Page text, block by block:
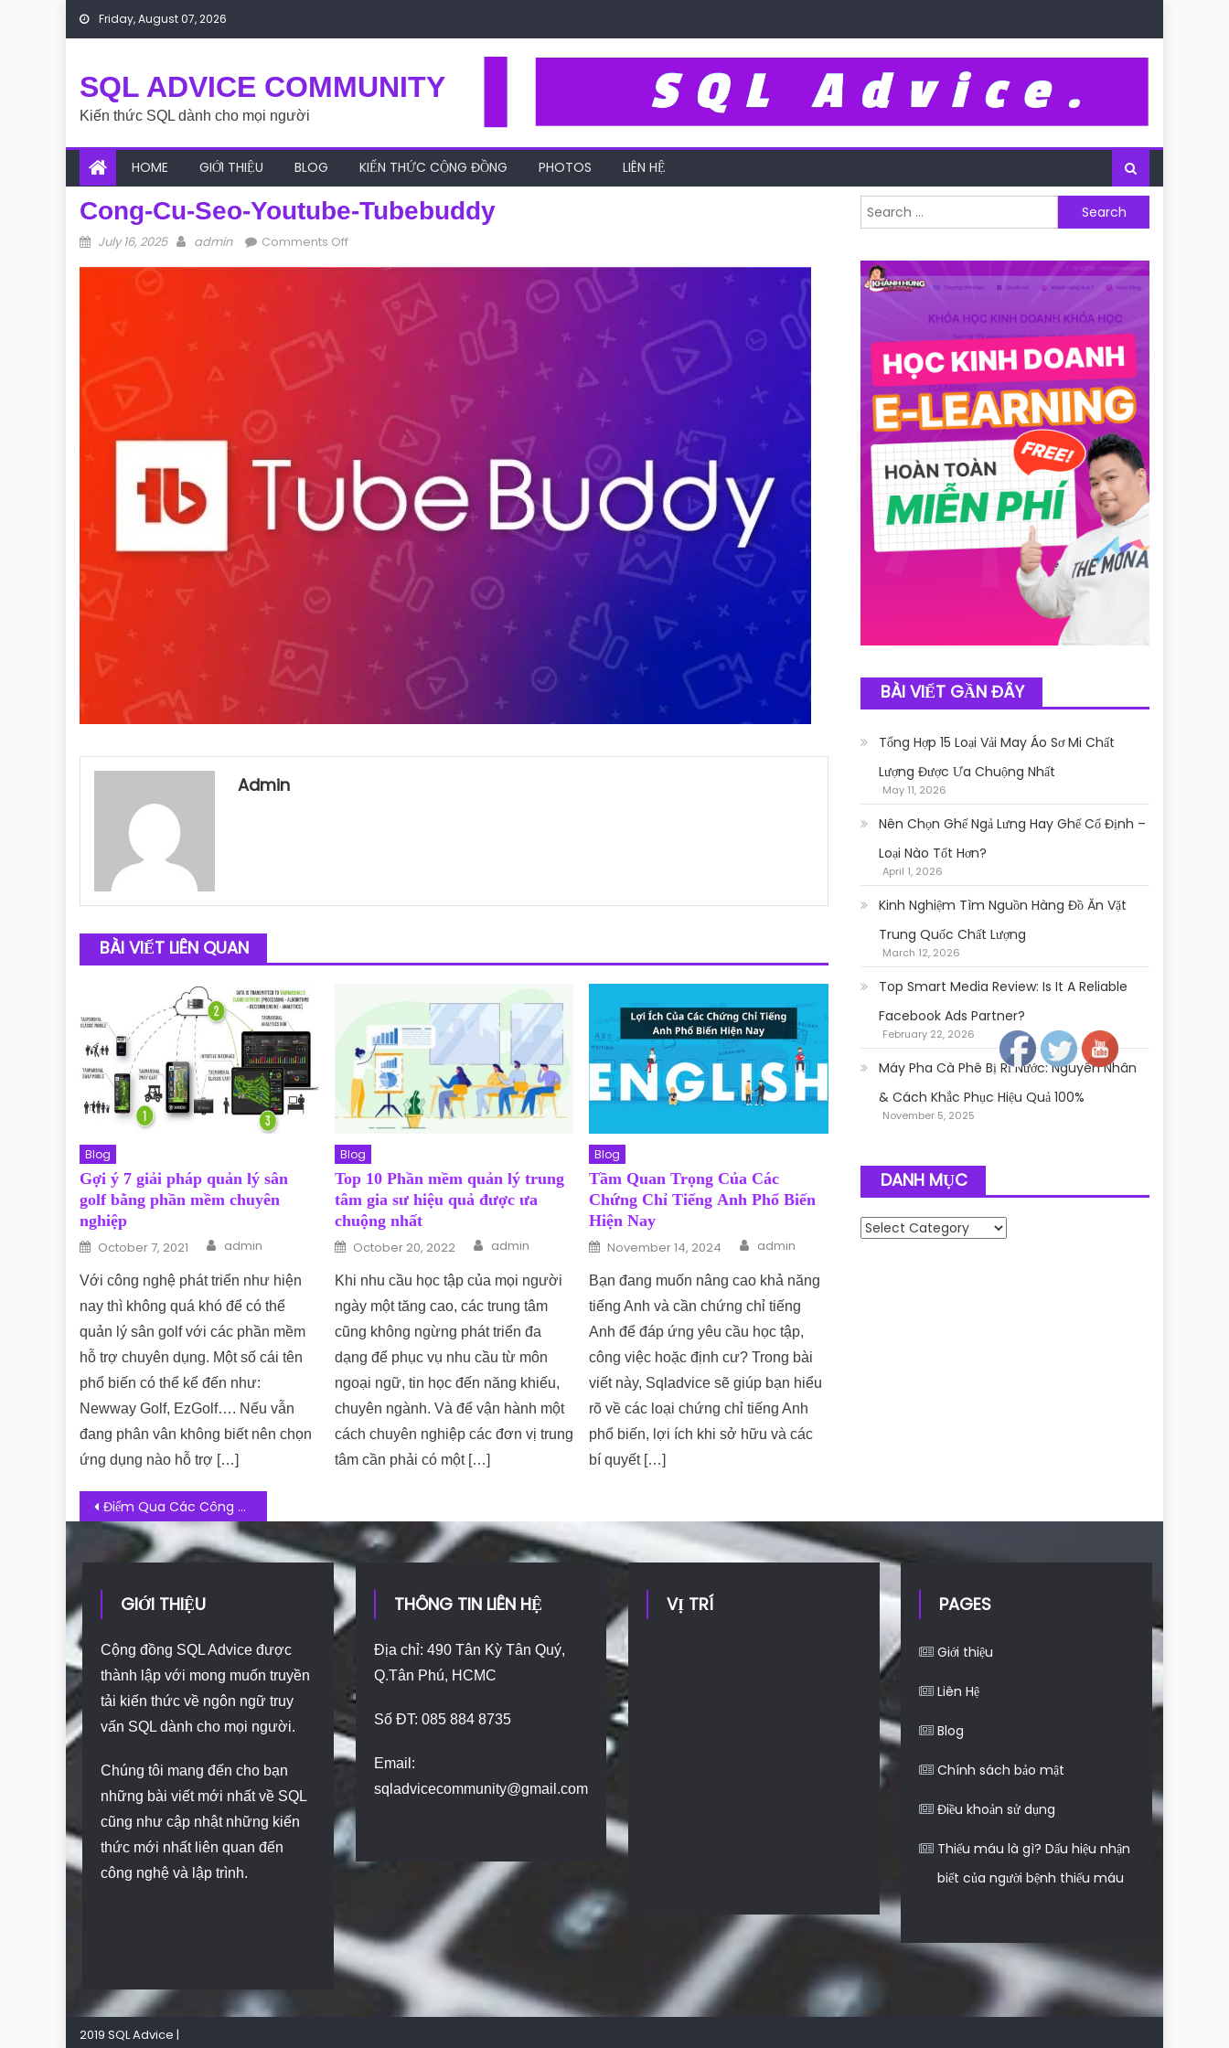
Skip to content
Friday, August 07, 2026
SQL ADVICE COMMUNITY
Kiến thức SQL dành cho mọi người
HOME GIỚI THIỆU BLOG KIẾN THỨC CỘNG ĐỒNG PHOTOS LIÊN HỆ
Cong-Cu-Seo-Youtube-Tubebuddy
Posted on
July 16, 2025 Author
admin Comments Off
Admin
BÀI VIẾT LIÊN QUAN
Blog
Gợi ý 7 giải pháp quản lý sân
golf bằng phần mềm chuyên
nghiệp
Posted on
October 7, 2021 Author
admin
Với công nghệ phát triển như hiện
nay thì không quá khó để có thể
quản lý sân golf với các phần mềm
hỗ trợ chuyên dụng. Một số cái tên
phổ biến có thể kể đến như:
Newway Golf, EzGolf…. Nếu vẫn
đang phân vân không biết nên chọn
ứng dụng nào hỗ trợ […]
Blog
Top 10 Phần mềm quản lý trung
tâm gia sư hiệu quả được ưa
chuộng nhất
Posted on
October 20, 2022 Author
admin
Khi nhu cầu học tập của mọi người
ngày một tăng cao, các trung tâm
cũng không ngừng phát triển đa
dạng để phục vụ nhu cầu từ môn
ngoại ngữ, tin học đến năng khiếu,
chuyên ngành. Và để vận hành một
cách chuyên nghiệp các đơn vị trung
tâm cần phải có một […]
Blog
Tầm Quan Trọng Của Các
Chứng Chỉ Tiếng Anh Phổ Biến
Hiện Nay
Posted on
November 14, 2024 Author
admin
Bạn đang muốn nâng cao khả năng
tiếng Anh và cần chứng chỉ tiếng
Anh để đáp ứng yêu cầu học tập,
công việc hoặc định cư? Trong bài
viết này, Sqladvice sẽ giúp bạn hiểu
rõ về các loại chứng chỉ tiếng Anh
phổ biến, lợi ích khi sở hữu và các
bí quyết […]
Post navigation
Điểm Qua Các Công Cụ SEO YouTube Hiệu Quả, Lên Top Nhanh
Search for:
BÀI VIẾT GẦN ĐÂY
Tổng Hợp 15 Loại Vải May Áo Sơ Mi Chất
Lượng Được Ưa Chuộng Nhất
May 11, 2026
Nên Chọn Ghế Ngả Lưng Hay Ghế Cố Định –
Loại Nào Tốt Hơn?
April 1, 2026
Kinh Nghiệm Tìm Nguồn Hàng Đồ Ăn Vặt
Trung Quốc Chất Lượng
March 12, 2026
Top Smart Media Review: Is It A Reliable
Facebook Ads Partner?
February 22, 2026
Máy Pha Cà Phê Bị Rỉ Nước: Nguyên Nhân
& Cách Khắc Phục Hiệu Quả 100%
November 5, 2025
DANH MỤC
Danh mục
GIỚI THIỆU
Cộng đồng SQL Advice được
thành lập với mong muốn truyền
tải kiến thức về ngôn ngữ truy
vấn SQL dành cho mọi người.
Chúng tôi mang đến cho bạn
những bài viết mới nhất về SQL
cũng như cập nhật những kiến
thức mới nhất liên quan đến
công nghệ và lập trình.
THÔNG TIN LIÊN HỆ
Địa chỉ: 490 Tân Kỳ Tân Quý,
Q.Tân Phú, HCMC
Số ĐT: 085 884 8735
Email:
sqladvicecommunity@gmail.com
VỊ TRÍ PAGES
Giới thiệu
Liên Hệ
Blog
Chính sách bảo mật
Điều khoản sử dụng
Thiếu máu là gì? Dấu hiệu nhận
biết của người bệnh thiếu máu
2019 SQL Advice |